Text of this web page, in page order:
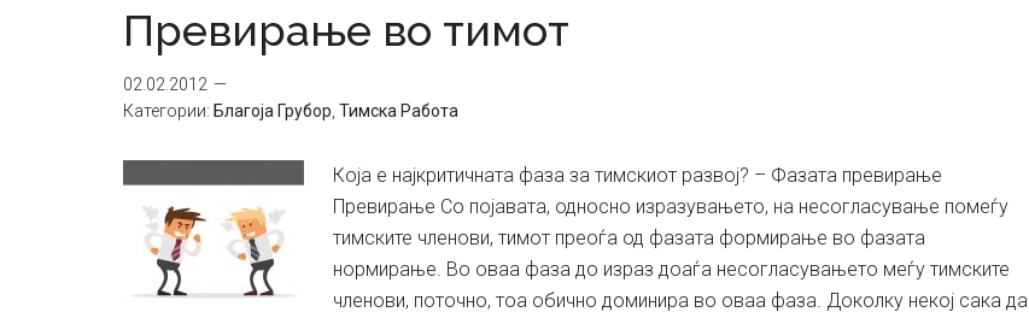
гаранција
тимски
Превирање во тимот
02.02.2012
Категории: Благоја Грубор Тимска Работа
Која е најкритичната фаза за тимскиот развој? – Фазата превирање
Превирање Со појавата, односно изразувањето, на несогласување помеѓу
тимските членови, тимот преоѓа од фазата формирање во фазата
нормирање. Во оваа фаза до израз доаѓа несогласувањето меѓу тимските
членови, поточно, тоа обично доминира во оваа фаза. Доколку некој сака да